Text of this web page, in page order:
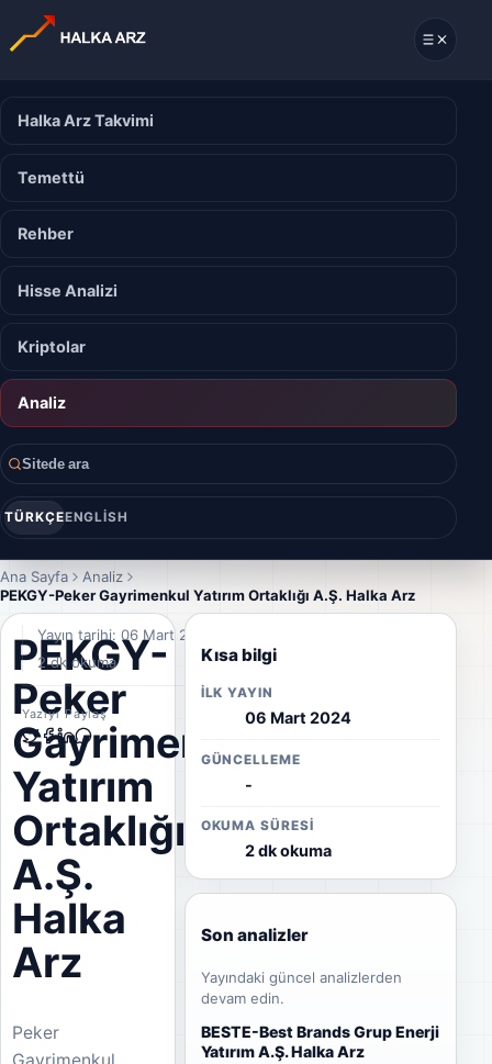
Halka Arz Takvimi
Temettü
Rehber
Hisse Analizi
Kriptolar
Analiz
Sitede ara
TÜRKÇEENGLISH
Ana Sayfa
Analiz
PEKGY-Peker Gayrimenkul Yatırım Ortaklığı A.Ş. Halka Arz
PEKGY-
Peker
Gayrimenkul
Yatırım
Ortaklığı
A.Ş.
Halka
Arz
Peker
Yayın tarihi: 06 Mart 2024
2 dk okuma
Yazıyı Paylaş
Kısa bilgi
İLK YAYIN
06 Mart 2024
GÜNCELLEME
-
OKUMA SÜRESI
2 dk okuma
Son analizler
Yayındaki güncel analizlerden
devam edin.
BESTE-Best Brands Grup Enerji
Yatırım A.Ş. Halka Arz